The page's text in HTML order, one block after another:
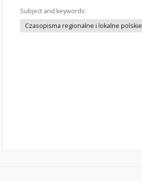
Subject and keywords:
Czasopisma regionalne i lokalne polskie